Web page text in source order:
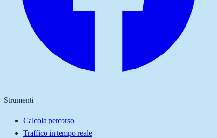
Strumenti
Calcola percorso
Traffico in tempo reale